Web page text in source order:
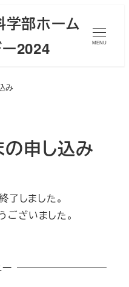
部ホーム
2024
MENU
み
申し込み
了しました。
ございました。